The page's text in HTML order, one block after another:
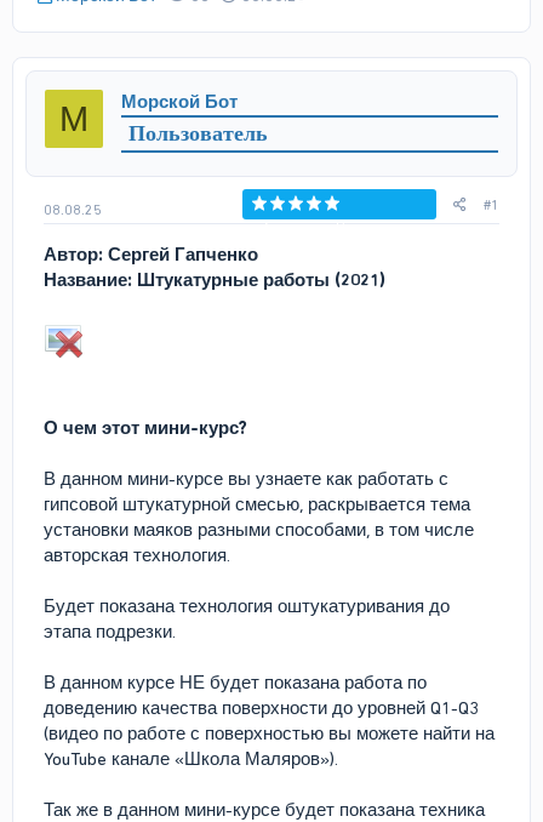
о
р
е
ы
а
ч
а
л
М Морской Бот
Пользователь
08.08.25
Голосов: 0
#1
Автор: Сергей Гапченко
Название: Штукатурные работы (2021)
О чем этот мини-курс?
В данном мини-курсе вы узнаете как работать с
гипсовой штукатурной смесью, раскрывается тема
установки маяков разными способами, в том числе
авторская технология.
Будет показана технология оштукатуривания до
этапа подрезки.
В данном курсе НЕ будет показана работа по
доведению качества поверхности до уровней Q1-Q3
(видео по работе с поверхностью вы можете найти на
YouTube канале «Школа Маляров»).
Так же в данном мини-курсе будет показана техника